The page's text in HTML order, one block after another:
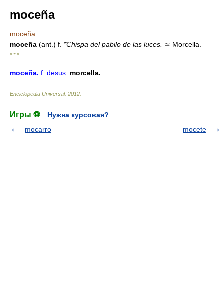
moceña
moceña
moceña (ant.) f. *Chispa del pabilo de las luces. ≃ Morcella.
* * *
moceña. f. desus. morcella.
Enciclopedia Universal. 2012
Игры ⚽
Нужна курсовая?
mocarro
mocete